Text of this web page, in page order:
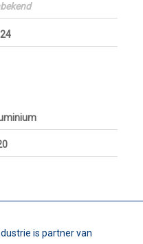
is partner van